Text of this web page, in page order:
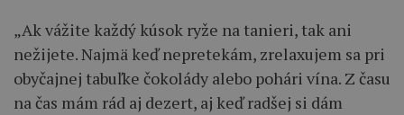
„Ak vážite každý kúsok ryže na tanieri, tak ani
nežijete. Najmä keď nepretekám, zrelaxujem sa pri
obyčajnej tabuľke čokolády alebo pohári vína. Z času
na čas mám rád aj dezert, aj keď radšej si dám